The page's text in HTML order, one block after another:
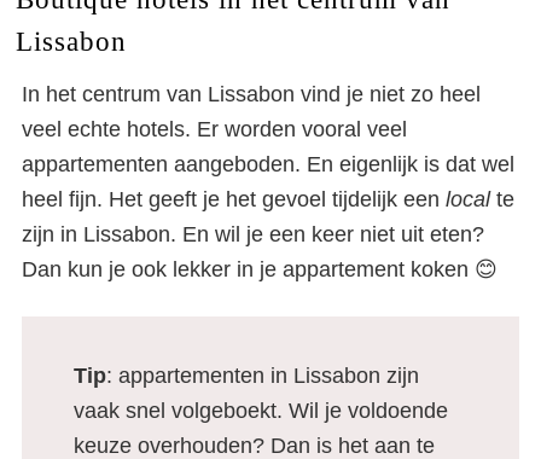
Lissabon
In het centrum van Lissabon vind je niet zo heel
veel echte hotels. Er worden vooral veel
appartementen aangeboden. En eigenlijk is dat wel
heel fijn. Het geeft je het gevoel tijdelijk een localte
zijn in Lissabon. En wil je een keer niet uit eten?
Dan kun je ook lekker in je appartement koken 😊
Tip: appartementen in Lissabon zijn
vaak snel volgeboekt. Wil je voldoende
keuze overhouden? Dan is het aan te